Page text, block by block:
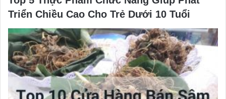
Triển Chiều Cao Cho Trẻ Dưới 10 Tuổi